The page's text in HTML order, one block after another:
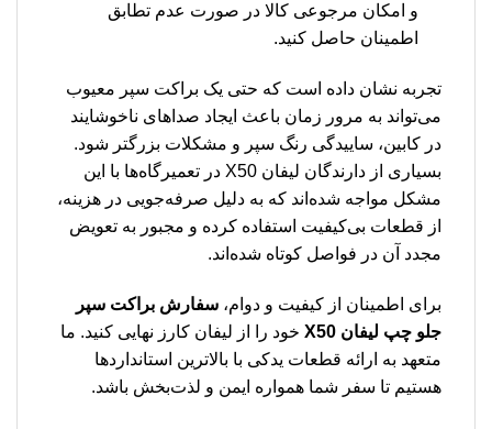
و امکان مرجوعی کالا در صورت عدم تطابق
اطمینان حاصل کنید.
تجربه نشان داده است که حتی یک براکت سپر معیوب
می‌تواند به مرور زمان باعث ایجاد صداهای ناخوشایند
در کابین، ساییدگی رنگ سپر و مشکلات بزرگتر شود.
بسیاری از دارندگان لیفان X50 در تعمیرگاه‌ها با این
مشکل مواجه شده‌اند که به دلیل صرفه‌جویی در هزینه،
از قطعات بی‌کیفیت استفاده کرده و مجبور به تعویض
مجدد آن در فواصل کوتاه شده‌اند.
برای اطمینان از کیفیت و دوام، سفارش براکت سپر
جلو چپ لیفان X50
خود را از لیفان کارز نهایی کنید. ما
متعهد به ارائه قطعات یدکی با بالاترین استانداردها
هستیم تا سفر شما همواره ایمن و لذت‌بخش باشد.